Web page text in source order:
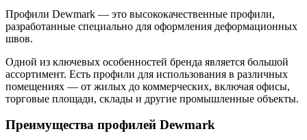
Профили Dewmark — это высококачественные профили,
разработанные специально для оформления деформационных
швов.
Одной из ключевых особенностей бренда является большой
ассортимент. Есть профили для использования в различных
помещениях — от жилых до коммерческих, включая офисы,
торговые площади, склады и другие промышленные объекты.
Преимущества профилей Dewmark